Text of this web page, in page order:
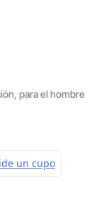
para el hombre